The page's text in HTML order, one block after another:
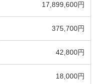
17,899,600円
375,700円
42,800円
18,000円